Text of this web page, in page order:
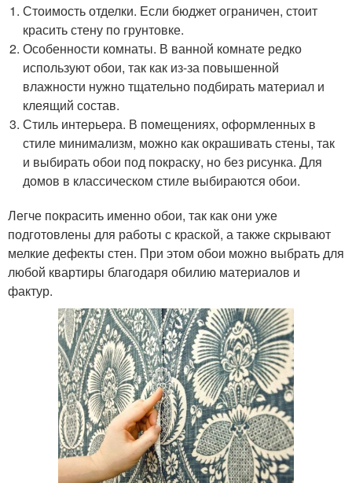
Стоимость отделки. Если бюджет ограничен, стоит
красить стену по грунтовке.
Особенности комнаты. В ванной комнате редко
используют обои, так как из-за повышенной
влажности нужно тщательно подбирать материал и
клеящий состав.
Стиль интерьера. В помещениях, оформленных в
стиле минимализм, можно как окрашивать стены, так
и выбирать обои под покраску, но без рисунка. Для
домов в классическом стиле выбираются обои.
Легче покрасить именно обои, так как они уже
подготовлены для работы с краской, а также скрывают
мелкие дефекты стен. При этом обои можно выбрать для
любой квартиры благодаря обилию материалов и
фактур.